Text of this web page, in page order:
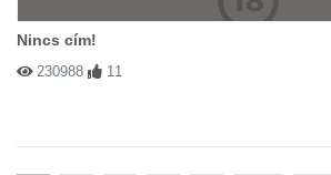
Nincs cím!
230988 11